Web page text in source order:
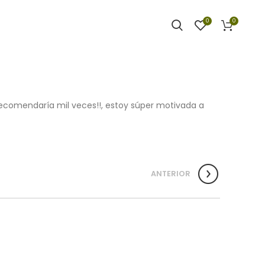
0 0
mil veces!!, estoy súper motivada a
ANTERIOR